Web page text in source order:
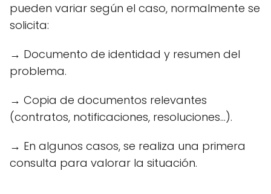
pueden variar según el caso, normalmente se
solicita:
→ Documento de identidad y resumen del
problema.
→ Copia de documentos relevantes
(contratos, notificaciones, resoluciones...).
→ En algunos casos, se realiza una primera
consulta para valorar la situación.